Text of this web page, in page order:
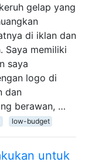
gelap yang
di iklan dan
Saya memiliki
saya
logo di
dan
berawan, …
low-budget
untuk